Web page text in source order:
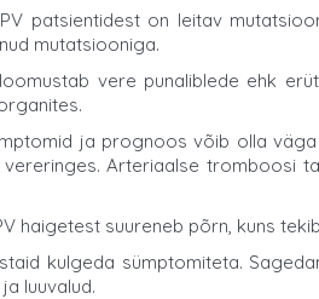
patsientidest on leitav
mutatsiooniga.
vere punaliblede ehk
ja prognoos võib olla
Arteriaalse tromboosi
haigetest suureneb põrn, kuns
kulgeda sümptomiteta.
luuvalud.